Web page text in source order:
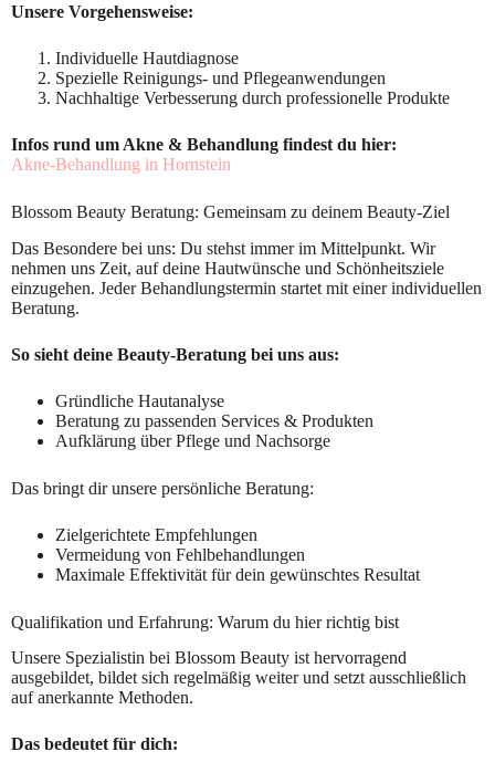
Unsere Vorgehensweise:
Individuelle Hautdiagnose
Spezielle Reinigungs- und Pflegeanwendungen
Nachhaltige Verbesserung durch professionelle Produkte
Infos rund um Akne & Behandlung findest du hier:
Akne-Behandlung in Hornstein
Blossom Beauty Beratung: Gemeinsam zu deinem Beauty-Ziel
Das Besondere bei uns: Du stehst immer im Mittelpunkt. Wir
nehmen uns Zeit, auf deine Hautwünsche und Schönheitsziele
einzugehen. Jeder Behandlungstermin startet mit einer individuellen
Beratung.
So sieht deine Beauty-Beratung bei uns aus:
Gründliche Hautanalyse
Beratung zu passenden Services & Produkten
Aufklärung über Pflege und Nachsorge
Das bringt dir unsere persönliche Beratung:
Zielgerichtete Empfehlungen
Vermeidung von Fehlbehandlungen
Maximale Effektivität für dein gewünschtes Resultat
Qualifikation und Erfahrung: Warum du hier richtig bist
Unsere Spezialistin bei Blossom Beauty ist hervorragend
ausgebildet, bildet sich regelmäßig weiter und setzt ausschließlich
auf anerkannte Methoden.
Das bedeutet für dich: